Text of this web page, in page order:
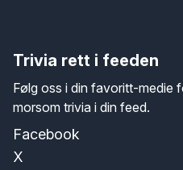
Trivia rett i feeden
Følg oss i din favoritt-medie
morsom trivia i din feed.
Facebook
X